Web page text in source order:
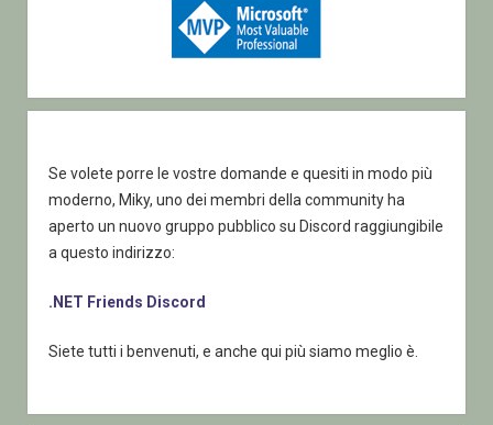
Se volete porre le vostre domande e quesiti in modo più
moderno, Miky, uno dei membri della community ha
aperto un nuovo gruppo pubblico su Discord raggiungibile
a questo indirizzo:
.NET Friends Discord
Siete tutti i benvenuti, e anche qui più siamo meglio è.